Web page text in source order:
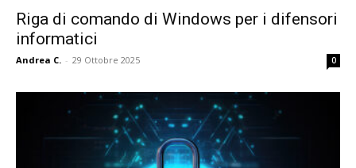
Riga di comando di Windows per i difensori
informatici
Andrea C. - 29 Ottobre 2025 0